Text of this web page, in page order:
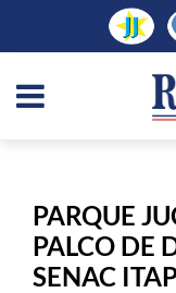
PARQUE
PALCO DE
SENAC